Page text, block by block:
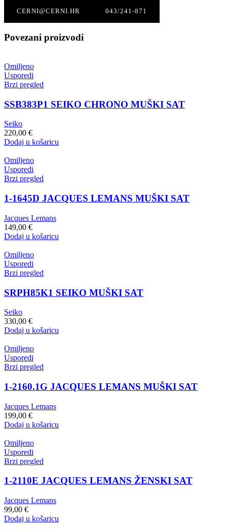
CERNI@CERNI.HR 043/241-871
Povezani proizvodi
Omiljeno
Usporedi
Brzi pregled
SSB383P1 SEIKO CHRONO MUŠKI SAT
Seiko
220,00 €
Dodaj u košaricu
Omiljeno
Usporedi
Brzi pregled
1-1645D JACQUES LEMANS MUŠKI SAT
Jacques Lemans
149,00 €
Dodaj u košaricu
Omiljeno
Usporedi
Brzi pregled
SRPH85K1 SEIKO MUŠKI SAT
Seiko
330,00 €
Dodaj u košaricu
Omiljeno
Usporedi
Brzi pregled
1-2160.1G JACQUES LEMANS MUŠKI SAT
Jacques Lemans
199,00 €
Dodaj u košaricu
Omiljeno
Usporedi
Brzi pregled
1-2110E JACQUES LEMANS ŽENSKI SAT
Jacques Lemans
99,00 €
Dodaj u košaricu